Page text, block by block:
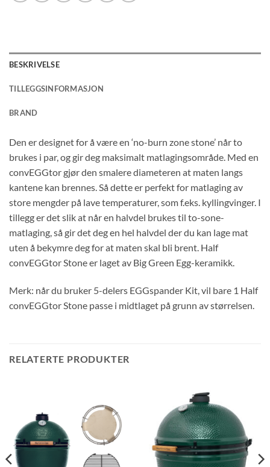
BESKRIVELSE
TILLEGGSINFORMASJON
BRAND
Den er designet for å være en ‘no-burn zone stone’ når to
brukes i par, og gir deg maksimalt matlagingsområde. Med en
convEGGtor gjør den smalere diameteren at maten langs
kantene kan brennes. Så dette er perfekt for matlaging av
store mengder på lave temperaturer, som f.eks. kyllingvinger. I
tillegg er det slik at når en halvdel brukes til to-sone-
matlaging, så gir det deg en hel halvdel der du kan lage mat
uten å bekymre deg for at maten skal bli brent. Half
convEGGtor Stone er laget av Big Green Egg-keramikk.
Merk: når du bruker 5-delers EGGspander Kit, vil bare 1 Half
convEGGtor Stone passe i midtlaget på grunn av størrelsen.
RELATERTE PRODUKTER